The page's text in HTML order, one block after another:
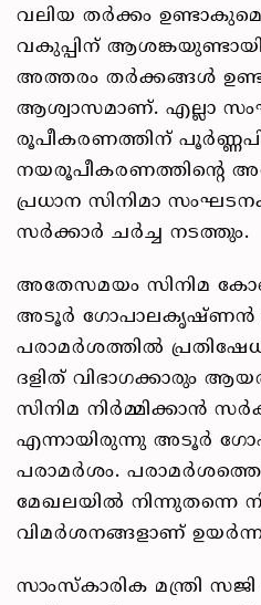
വലിയ തർക്കം
വകുപ്പിന്
അത്തരം തർക്കങ്ങൾ
ആശ്വാസമാണ്. എല്ലാ
രൂപീകരണത്തിന്
നയരൂപീകരണത്തിന്റെ
പ്രധാന സിനിമാ
സർക്കാർ ചർച്ച നടത്തും.
അതേസമയം സിനിമ
അടൂർ ഗോപാലകൃഷ്ണൻ
പരാമർശത്തിൽ
ദളിത് വിഭാഗക്കാരും
സിനിമ നിർമ്മിക്കാൻ
എന്നായിരുന്നു അടൂർ
പരാമർശം. പരാമർശത്തെ
മേഖലയിൽ നിന്നുതന്നെ
വിമർശനങ്ങളാണ്
സാംസ്കാരിക മന്ത്രി